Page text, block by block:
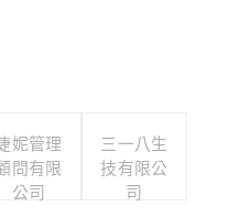
妮管理
問有限
公司
三一八生
技有限公
司